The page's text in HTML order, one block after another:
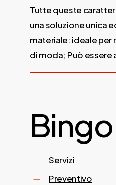
Tutte queste
una soluzione unica
materiale: ideale per
di moda; Può essere
Servizi
Preventivo